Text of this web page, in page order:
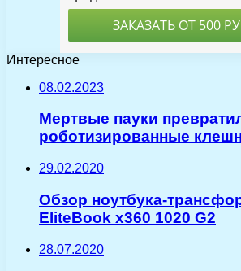
Интересное
08.02.2023
Мертвые пауки
роботизированные
29.02.2020
Обзор ноутбука-
EliteBook x360 1020 G2
28.07.2020